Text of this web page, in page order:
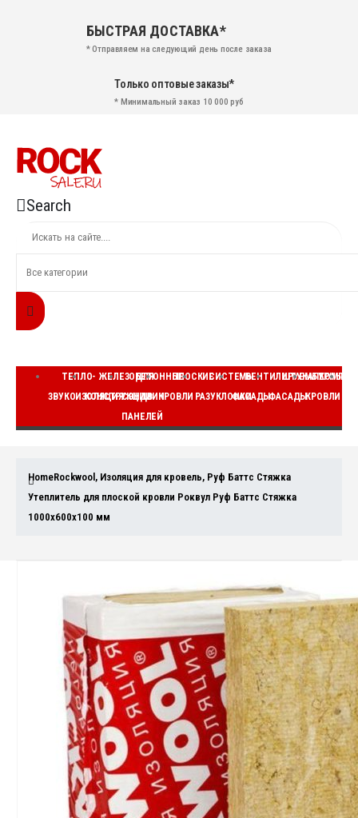
БЫСТРАЯ ДОСТАВКА*
* Отправляем на следующий день после заказа
Только оптовые заказы*
* Минимальный заказ 10 000 руб
Search
ТЕПЛО-
ЗВУКОИЗОЛЯЦИЯ
ЖЕЛЕЗОБЕТОННЫЕ
КОНСТРУКЦИИ
ДЛЯ
СЭНДВИЧ
ПАНЕЛЕЙ
ПЛОСКИЕ
КРОВЛИ
СИСТЕМЫ
РАЗУКЛОНКИ
ВЕНТИЛИРУЕМЫЕ
ФАСАДЫ
ШТУКАТУРНЫЕ
ФАСАДЫКРОВЛИ
HomeRockwool , Изоляция для кровель, Руф Баттс Стяжка
Утеплитель для плоской кровли Роквул Руф Баттс Стяжка
1000x600x100 мм